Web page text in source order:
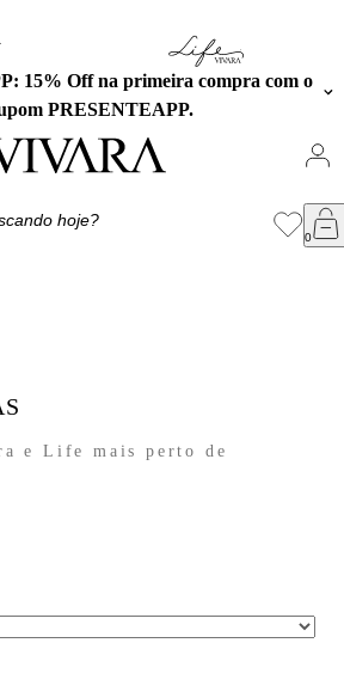
15% Off na primeira compra com o
PRESENTEAPP.
e Life mais perto de